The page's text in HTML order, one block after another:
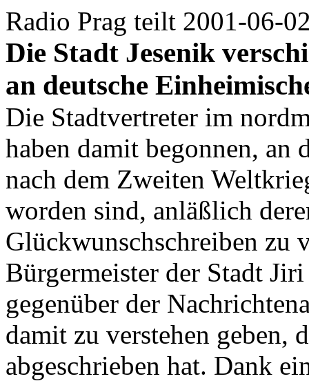
Radio Prag teilt 2001-06-
Die Stadt Jesenik
an deutsche
Die Stadtvertreter im
haben damit begonnen,
nach dem Zweiten
worden sind, anläßlich
Glückwunschschreiben zu
Bürgermeister der Stadt
gegenüber der
damit zu verstehen geben,
abgeschrieben hat. Dank